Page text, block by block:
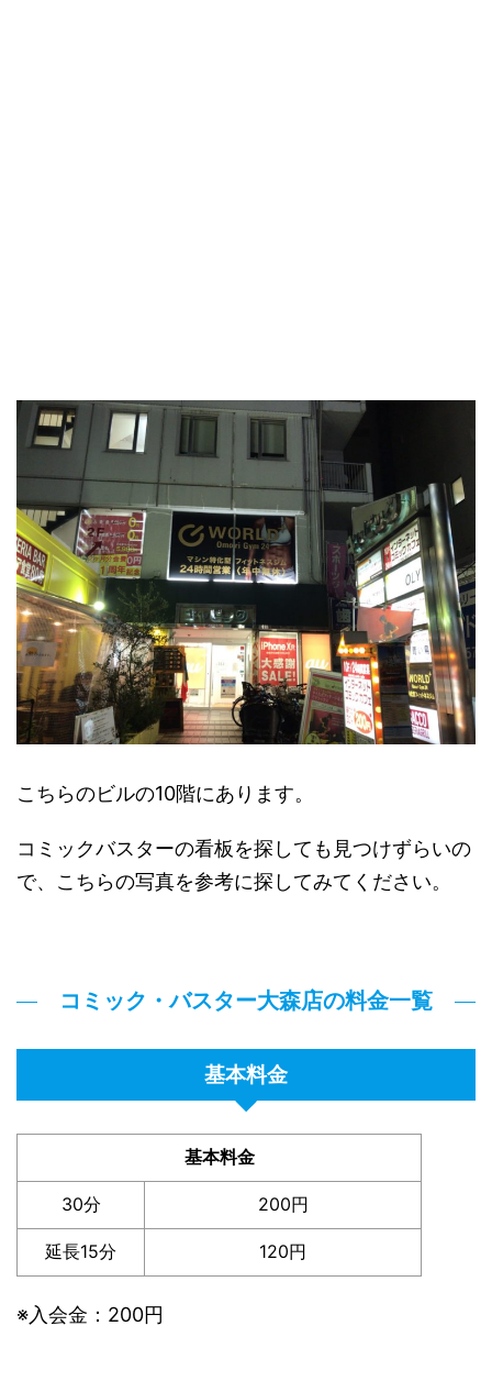
こちらのビルの10階にあります。
コミックバスターの看板を探しても見つけずらいの
で、こちらの写真を参考に探してみてください。
コミック・バスター大森店の料金一覧
基本料金
基本料金
30分 200円
延長15分 120円
※入会金：200円